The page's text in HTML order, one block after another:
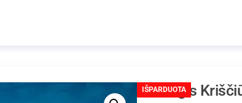
IŠPARDUOTA
Algis